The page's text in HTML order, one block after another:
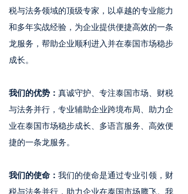
税与法务领域的顶级专家，以卓越的专业能力
和多年实战经验，为企业提供便捷高效的一条
龙服务，帮助企业顺利进入并在泰国市场稳步
成长。
我们的优势： 真诚守护、专注泰国市场、财税
与法务并行，专业辅助企业跨境布局、助力企
业在泰国市场稳步成长、多语言服务、高效便
捷的一条龙服务。
我们的使命： 我们的使命是通过专业引领，财
税与法务并行，助力企业在泰国市场腾飞。我